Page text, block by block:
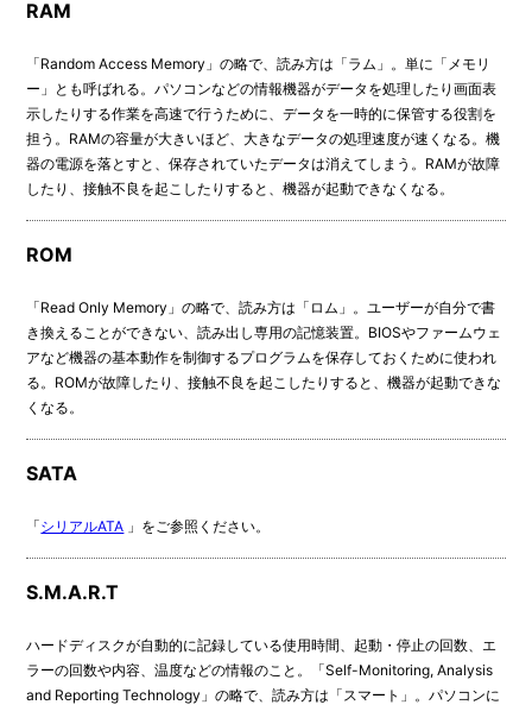
RAM
「Random Access Memory」の略で、読み方は「ラム」。単に「メモリ
ー」とも呼ばれる。パソコンなどの情報機器がデータを処理したり画面表
示したりする作業を高速で行うために、データを一時的に保管する役割を
担う。RAMの容量が大きいほど、大きなデータの処理速度が速くなる。機
器の電源を落とすと、保存されていたデータは消えてしまう。RAMが故障
したり、接触不良を起こしたりすると、機器が起動できなくなる。
ROM
「Read Only Memory」の略で、読み方は「ロム」。ユーザーが自分で書
き換えることができない、読み出し専用の記憶装置。BIOSやファームウェ
アなど機器の基本動作を制御するプログラムを保存しておくために使われ
る。ROMが故障したり、接触不良を起こしたりすると、機器が起動できな
くなる。
SATA
「シリアルATA 」をご参照ください。
S.M.A.R.T
ハードディスクが自動的に記録している使用時間、起動・停止の回数、エ
ラーの回数や内容、温度などの情報のこと。「Self-Monitoring, Analysis
and Reporting Technology」の略で、読み方は「スマート」。パソコンに